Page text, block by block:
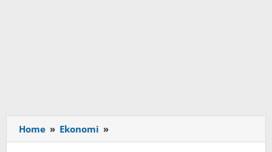
Home » Ekonomi »
“Livable